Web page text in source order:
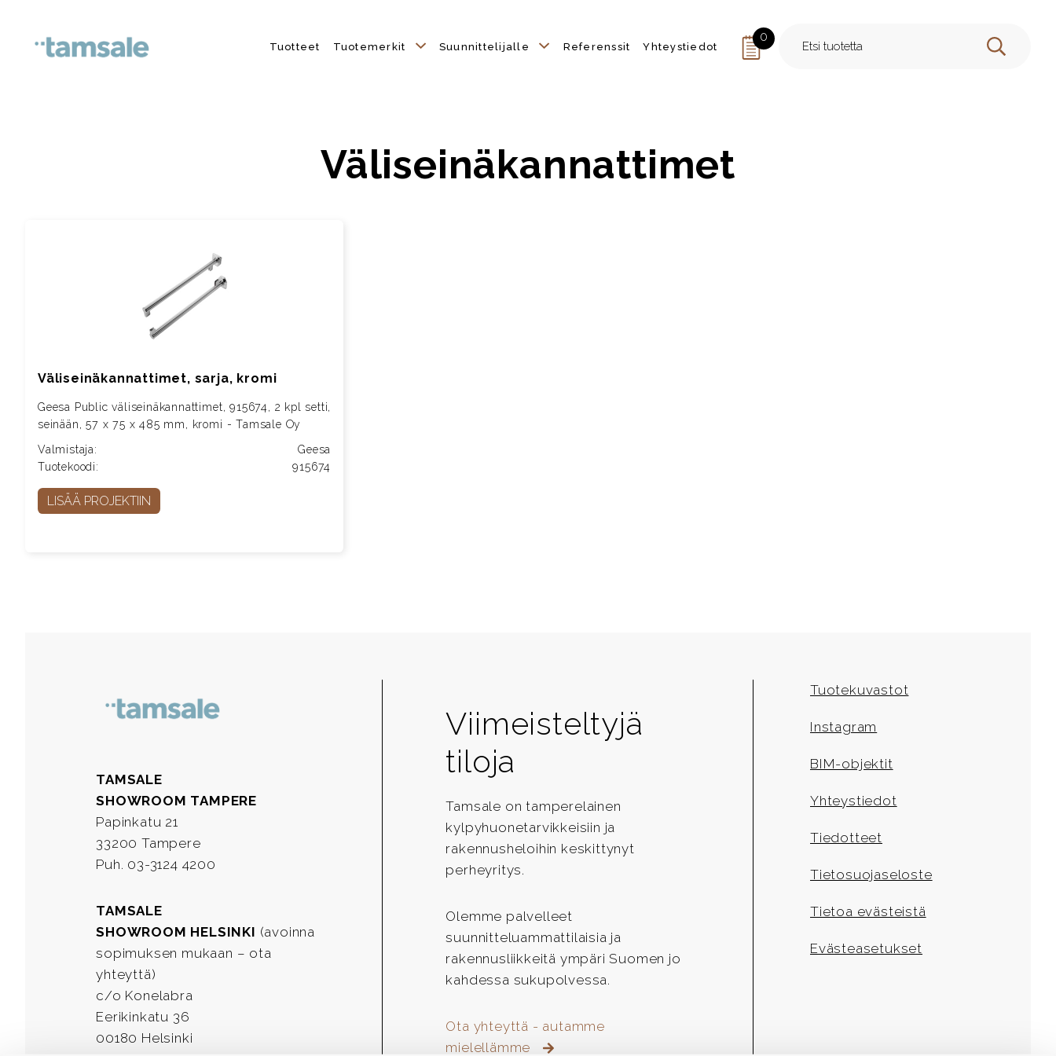
Tuotteet Tuotemerkit Suunnittelijalle Referenssit Yhteystiedot
0
HAE
Väliseinäkannattimet
Väliseinäkannattimet, sarja, kromi
Geesa Public väliseinäkannattimet, 915674, 2 kpl setti,
seinään, 57 x 75 x 485 mm, kromi - Tamsale Oy
Valmistaja:
Geesa
Tuotekoodi:
915674
LISÄÄ PROJEKTIIN
TAMSALE
SHOWROOM TAMPERE
Papinkatu 21
33200 Tampere
Puh. 03-3124 4200
TAMSALE
SHOWROOM HELSINKI (avoinna
sopimuksen mukaan – ota
yhteyttä)
c/o Konelabra
Eerikinkatu 36
00180 Helsinki
Viimeisteltyjä
tiloja
Tamsale on tamperelainen
kylpyhuonetarvikkeisiin ja
rakennusheloihin keskittynyt
perheyritys.
Olemme palvelleet
suunnitteluammattilaisia ja
rakennusliikkeitä ympäri Suomen jo
kahdessa sukupolvessa.
Ota yhteyttä - autamme
mielellämme
Tuotekuvastot
Instagram
BIM-objektit
Yhteystiedot
Tiedotteet
Tietosuojaseloste
Tietoa evästeistä
Evästeasetukset